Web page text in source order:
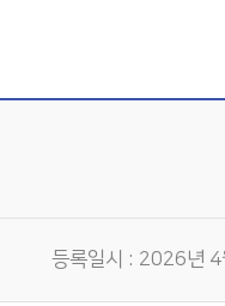
등록일시 : 2026년